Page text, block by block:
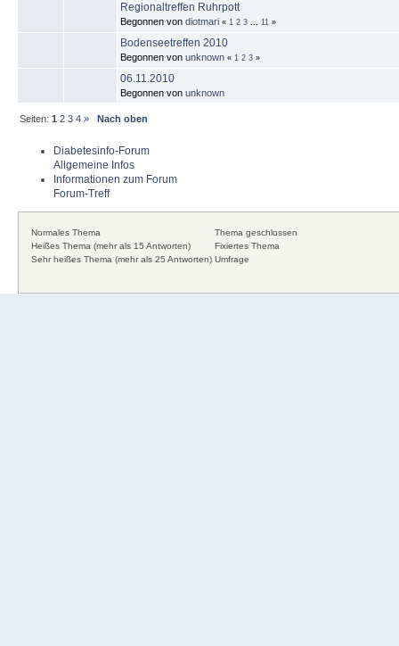
Regionaltreffen Ruhrpott
Begonnen von diotmari « 1 2 3 ... 11 »
Bodenseetreffen 2010
Begonnen von unknown « 1 2 3 »
06.11.2010
Begonnen von unknown
Seiten:1 2 3 4 » Nach oben
Diabetesinfo-Forum
Allgemeine Infos
Informationen zum Forum
Forum-Treff
Normales Thema
Heißes Thema (mehr als 15 Antworten)
Sehr heißes Thema (mehr als 25 Antworten)
Thema geschlossen
Fixiertes Thema
Umfrage